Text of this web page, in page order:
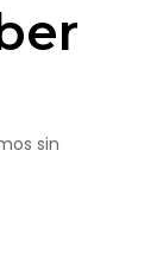
sin